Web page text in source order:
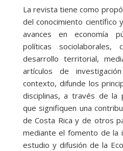
La revista tiene como
del conocimiento científico
avances en economía
políticas
desarrollo territorial,
artículos de
contexto, difunde los
disciplinas, a través de la
que signifiquen una
de Costa Rica y de otros
mediante el fomento de la
estudio y difusión de la